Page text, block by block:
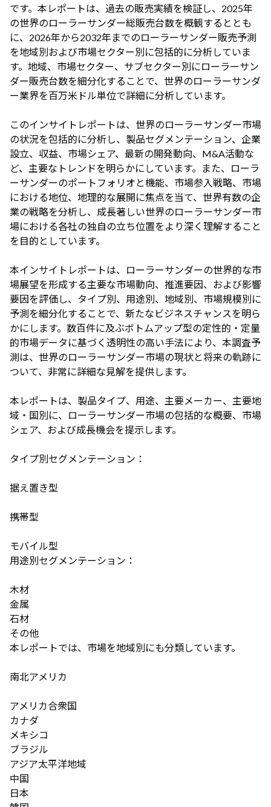
です。本レポートは、過去の販売実績を検証し、2025年
の世界のローラーサンダー総販売台数を概観するととも
に、2026年から2032年までのローラーサンダー販売予測
を地域別および市場セクター別に包括的に分析していま
す。地域、市場セクター、サブセクター別にローラーサン
ダー販売台数を細分化することで、世界のローラーサンダ
ー業界を百万米ドル単位で詳細に分析しています。
このインサイトレポートは、世界のローラーサンダー市場
の状況を包括的に分析し、製品セグメンテーション、企業
設立、収益、市場シェア、最新の開発動向、M&A活動な
ど、主要なトレンドを明らかにしています。また、ローラ
ーサンダーのポートフォリオと機能、市場参入戦略、市場
における地位、地理的な展開に焦点を当て、世界有数の企
業の戦略を分析し、成長著しい世界のローラーサンダー市
場における各社の独自の立ち位置をより深く理解すること
を目的としています。
本インサイトレポートは、ローラーサンダーの世界的な市
場展望を形成する主要な市場動向、推進要因、および影響
要因を評価し、タイプ別、用途別、地域別、市場規模別に
予測を細分化することで、新たなビジネスチャンスを明ら
かにします。数百件に及ぶボトムアップ型の定性的・定量
的市場データに基づく透明性の高い手法により、本調査予
測は、世界のローラーサンダー市場の現状と将来の軌跡に
ついて、非常に詳細な見解を提供します。
本レポートは、製品タイプ、用途、主要メーカー、主要地
域・国別に、ローラーサンダー市場の包括的な概要、市場
シェア、および成長機会を提示します。
タイプ別セグメンテーション：
据え置き型
携帯型
モバイル型
用途別セグメンテーション：
木材
金属
石材
その他
本レポートでは、市場を地域別にも分類しています。
南北アメリカ
アメリカ合衆国
カナダ
メキシコ
ブラジル
アジア太平洋地域
中国
日本